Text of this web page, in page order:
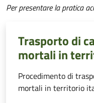
Per presentare la pratica
Trasporto di
mortali in
Procedimento di
mortali in territorio